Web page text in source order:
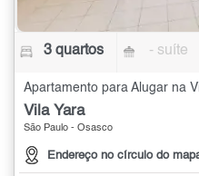
3 quartos - suíte
Apartamento para Alugar na
Vila Yara
São Paulo - Osasco
Endereço no círculo do